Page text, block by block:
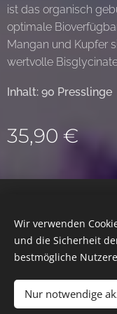
ist das organisch
optimale
Mangan und Kupfer
wertvolle
Inhalt: 90 Presslinge
35,90 €
ZUM
Wir verwenden
und die Sicherheit
bestmögliche
Nur notwendige